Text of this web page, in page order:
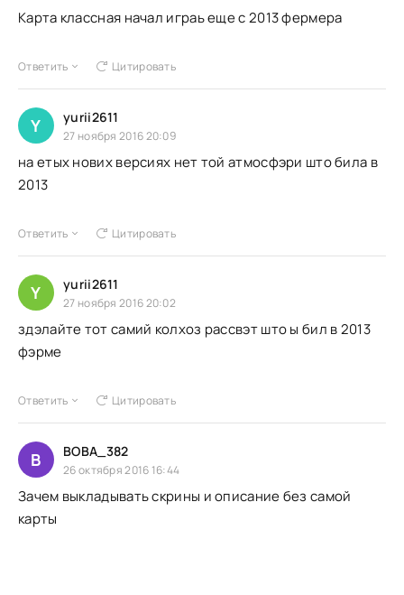
Карта классная начал играь еще с 2013 фермера
Ответить Цитировать
Y yurii2611
27 ноября 2016 20:09
на етых нових версиях нет той атмосфэри што била в
2013
Ответить Цитировать
Y yurii2611
27 ноября 2016 20:02
здэлайте тот самий колхоз рассвэт што ы бил в 2013
фэрме
Ответить Цитировать
B BOBA_382
26 октября 2016 16:44
Зачем выкладывать скрины и описание без самой
карты